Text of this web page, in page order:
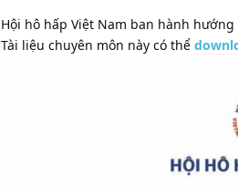
Hội hô hấp Việt Nam ban hành
Tài liệu chuyên môn này có thể